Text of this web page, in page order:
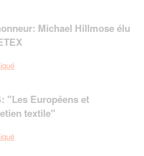
Michael Hillmose élu
"Les Européens et
textile"